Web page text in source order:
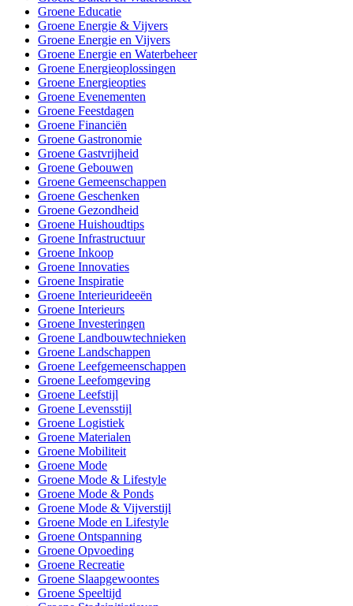
Groene Educatie
Groene Energie & Vijvers
Groene Energie en Vijvers
Groene Energie en Waterbeheer
Groene Energieoplossingen
Groene Energieopties
Groene Evenementen
Groene Feestdagen
Groene Financiën
Groene Gastronomie
Groene Gastvrijheid
Groene Gebouwen
Groene Gemeenschappen
Groene Geschenken
Groene Gezondheid
Groene Huishoudtips
Groene Infrastructuur
Groene Inkoop
Groene Innovaties
Groene Inspiratie
Groene Interieurideeën
Groene Interieurs
Groene Investeringen
Groene Landbouwtechnieken
Groene Landschappen
Groene Leefgemeenschappen
Groene Leefomgeving
Groene Leefstijl
Groene Levensstijl
Groene Logistiek
Groene Materialen
Groene Mobiliteit
Groene Mode
Groene Mode & Lifestyle
Groene Mode & Ponds
Groene Mode & Vijverstijl
Groene Mode en Lifestyle
Groene Ontspanning
Groene Opvoeding
Groene Recreatie
Groene Slaapgewoontes
Groene Speeltijd